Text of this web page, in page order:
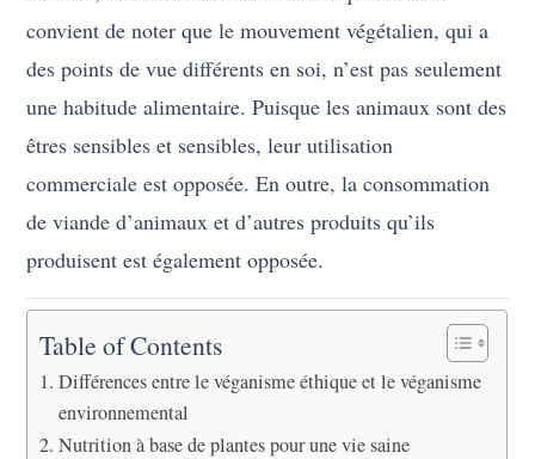
convient de noter que le mouvement végétalien, qui a
des points de vue différents en soi, n’est pas seulement
une habitude alimentaire. Puisque les animaux sont des
êtres sensibles et sensibles, leur utilisation
commerciale est opposée. En outre, la consommation
de viande d’animaux et d’autres produits qu’ils
produisent est également opposée.
Table of Contents
Différences entre le véganisme éthique et le véganisme
environnemental
Nutrition à base de plantes pour une vie saine